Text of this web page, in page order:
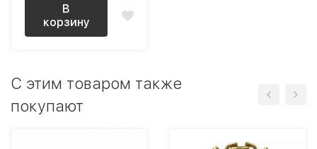
В
корзину
C этим товаром также
покупают